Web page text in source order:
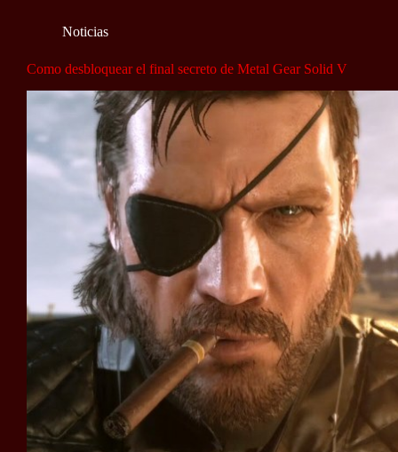
Noticias
Como desbloquear el final secreto de Metal Gear Solid V